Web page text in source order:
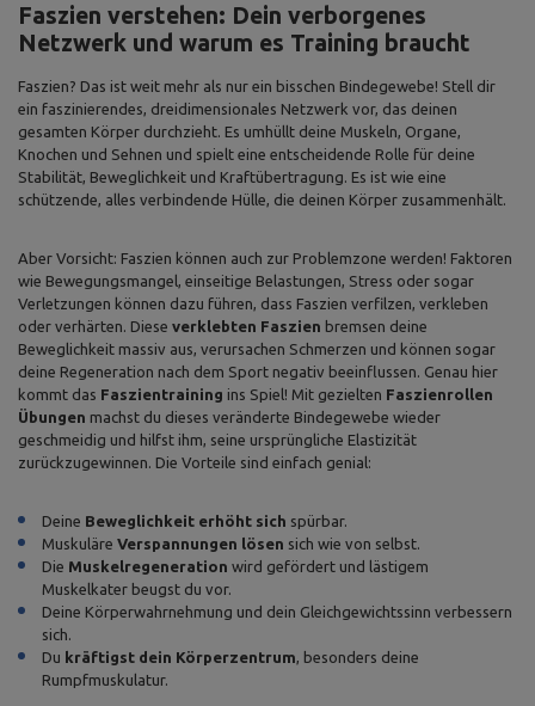
Faszien verstehen: Dein verborgenes
Netzwerk und warum es Training braucht
Faszien? Das ist weit mehr als nur ein bisschen Bindegewebe! Stell dir
ein faszinierendes, dreidimensionales Netzwerk vor, das deinen
gesamten Körper durchzieht. Es umhüllt deine Muskeln, Organe,
Knochen und Sehnen und spielt eine entscheidende Rolle für deine
Stabilität, Beweglichkeit und Kraftübertragung. Es ist wie eine
schützende, alles verbindende Hülle, die deinen Körper zusammenhält.
Aber Vorsicht: Faszien können auch zur Problemzone werden! Faktoren
wie Bewegungsmangel, einseitige Belastungen, Stress oder sogar
Verletzungen können dazu führen, dass Faszien verfilzen, verkleben
oder verhärten. Diese verklebten Faszien bremsen deine
Beweglichkeit massiv aus, verursachen Schmerzen und können sogar
deine Regeneration nach dem Sport negativ beeinflussen. Genau hier
kommt das Faszientraining ins Spiel! Mit gezielten Faszienrollen
Übungen machst du dieses veränderte Bindegewebe wieder
geschmeidig und hilfst ihm, seine ursprüngliche Elastizität
zurückzugewinnen. Die Vorteile sind einfach genial:
Deine Beweglichkeit erhöht sich spürbar.
Muskuläre Verspannungen lösen sich wie von selbst.
Die Muskelregeneration wird gefördert und lästigem
Muskelkater beugst du vor.
Deine Körperwahrnehmung und dein Gleichgewichtssinn verbessern
sich.
Du kräftigst dein Körperzentrum , besonders deine
Rumpfmuskulatur.